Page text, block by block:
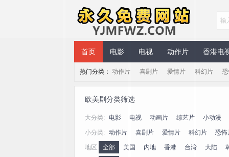
永久免费网站
首页 电影 电视 动作片 香港电
热门分类： 动作片 喜剧片 爱情片 科幻片
欧美剧分类筛选
大分类: 电影 电视 动画片 综艺片 小动漫
小分类: 动作片 喜剧片 爱情片 科幻片 恐怖
地区: 全部 美国 内地 香港 台湾 大陆